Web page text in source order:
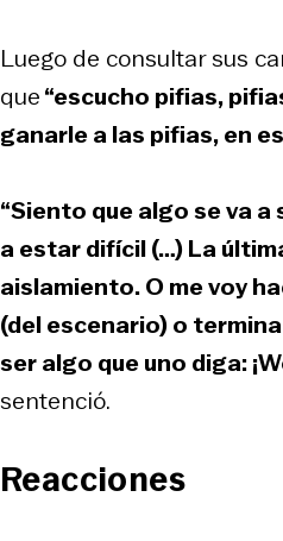
Luego de consultar sus
que“escucho pifias,
ganarle a las pifias, en
“Siento que algo se va a
a estar difícil (…) La
aislamiento. O me voy
(del escenario) o
ser algo que uno diga:
sentenció.
Reacciones